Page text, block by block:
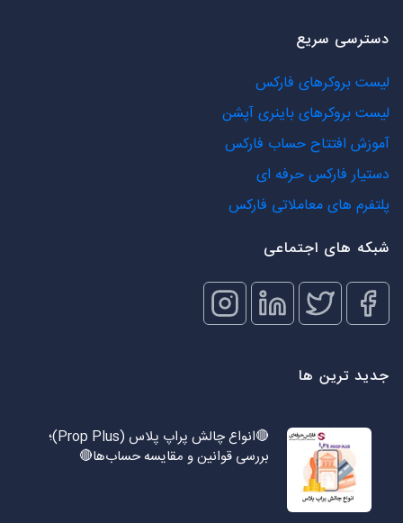
دسترسی سریع
لیست بروکرهای فارکس
لیست بروکرهای باینری آپشن
آموزش افتتاح حساب فارکس
دستیار فارکس حرفه ای
پلتفرم های معاملاتی فارکس
شبکه های اجتماعی
جدید ترین ها
🔴انواع چالش پراپ پلاس (Prop Plus)؛
بررسی قوانین و مقایسه حساب‌ها🔴